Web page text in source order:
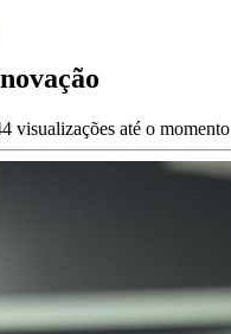
visualizações até o momento